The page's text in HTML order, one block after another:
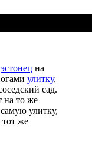
эстонец на
улитку,
сад.
на то же
улитку,
тот же